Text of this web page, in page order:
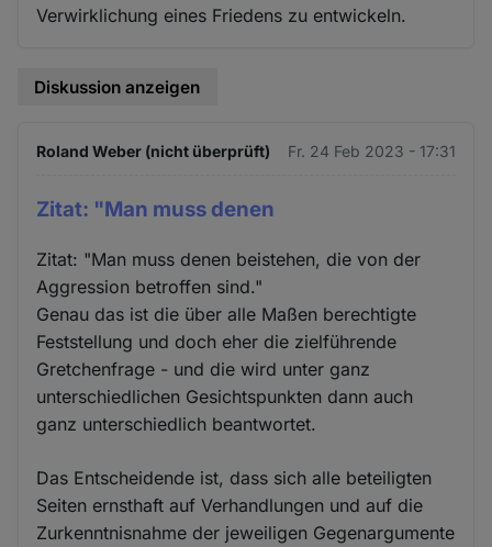
Verwirklichung eines Friedens zu entwickeln.
Diskussion anzeigen
Roland Weber (nicht überprüft) Fr. 24 Feb 2023 - 17:31
Zitat: "Man muss denen
Zitat: "Man muss denen beistehen, die von der
Aggression betroffen sind."
Genau das ist die über alle Maßen berechtigte
Feststellung und doch eher die zielführende
Gretchenfrage - und die wird unter ganz
unterschiedlichen Gesichtspunkten dann auch
ganz unterschiedlich beantwortet.
Das Entscheidende ist, dass sich alle beteiligten
Seiten ernsthaft auf Verhandlungen und auf die
Zurkenntnisnahme der jeweiligen Gegenargumente